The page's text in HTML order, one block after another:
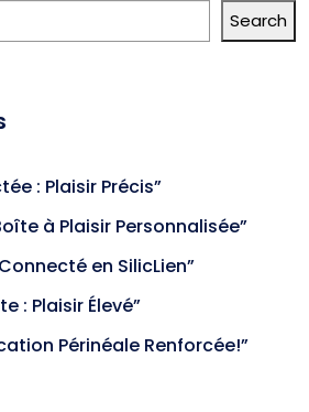
Search
: Plaisir Précis”
à Plaisir Personnalisée”
en SilicLien”
: Plaisir Élevé”
Périnéale Renforcée!”